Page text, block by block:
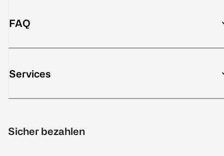
FAQ
Services
Sicher bezahlen